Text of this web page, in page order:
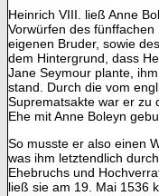
Heinrich VIII. ließ Anne
Vorwürfen des
eigenen Bruder, sowie
dem Hintergrund, dass
Jane Seymour plante,
stand. Durch die vom
Suprematsakte war er zu
Ehe mit Anne Boleyn
So musste er also einen
was ihm letztendlich
Ehebruchs und
ließ sie am 19. Mai 1536